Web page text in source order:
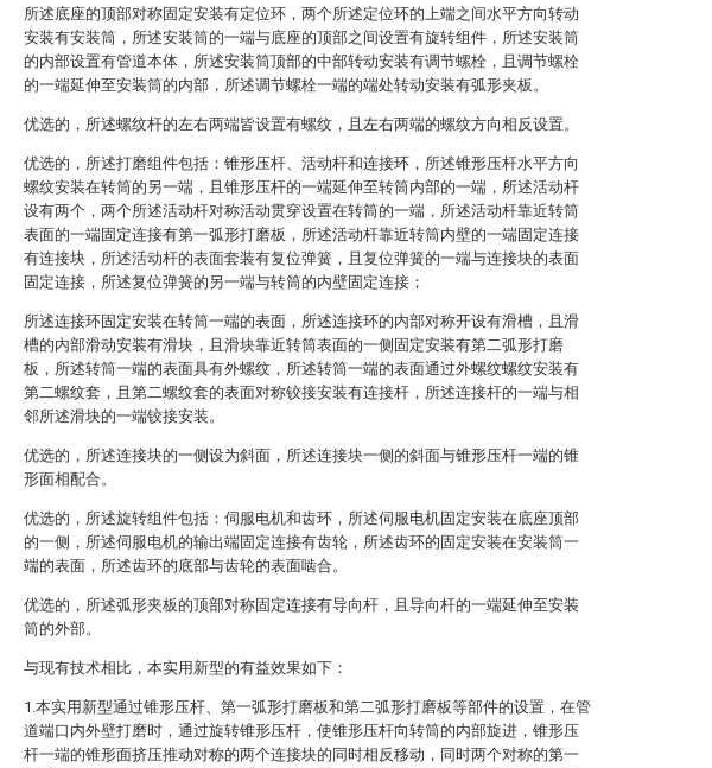
所述底座的顶部对称固定安装有定位环，两个所述定位环的上端之间水平方向转动
安装有安装筒，所述安装筒的一端与底座的顶部之间设置有旋转组件，所述安装筒
的内部设置有管道本体，所述安装筒顶部的中部转动安装有调节螺栓，且调节螺栓
的一端延伸至安装筒的内部，所述调节螺栓一端的端处转动安装有弧形夹板。
优选的，所述螺纹杆的左右两端皆设置有螺纹，且左右两端的螺纹方向相反设置。
优选的，所述打磨组件包括：锥形压杆、活动杆和连接环，所述锥形压杆水平方向
螺纹安装在转筒的另一端，且锥形压杆的一端延伸至转筒内部的一端，所述活动杆
设有两个，两个所述活动杆对称活动贯穿设置在转筒的一端，所述活动杆靠近转筒
表面的一端固定连接有第一弧形打磨板，所述活动杆靠近转筒内壁的一端固定连接
有连接块，所述活动杆的表面套装有复位弹簧，且复位弹簧的一端与连接块的表面
固定连接，所述复位弹簧的另一端与转筒的内壁固定连接；
所述连接环固定安装在转筒一端的表面，所述连接环的内部对称开设有滑槽，且滑
槽的内部滑动安装有滑块，且滑块靠近转筒表面的一侧固定安装有第二弧形打磨
板，所述转筒一端的表面具有外螺纹，所述转筒一端的表面通过外螺纹螺纹安装有
第二螺纹套，且第二螺纹套的表面对称铰接安装有连接杆，所述连接杆的一端与相
邻所述滑块的一端铰接安装。
优选的，所述连接块的一侧设为斜面，所述连接块一侧的斜面与锥形压杆一端的锥
形面相配合。
优选的，所述旋转组件包括：伺服电机和齿环，所述伺服电机固定安装在底座顶部
的一侧，所述伺服电机的输出端固定连接有齿轮，所述齿环的固定安装在安装筒一
端的表面，所述齿环的底部与齿轮的表面啮合。
优选的，所述弧形夹板的顶部对称固定连接有导向杆，且导向杆的一端延伸至安装
筒的外部。
与现有技术相比，本实用新型的有益效果如下：
1.本实用新型通过锥形压杆、第一弧形打磨板和第二弧形打磨板等部件的设置，在管
道端口内外壁打磨时，通过旋转锥形压杆，使锥形压杆向转筒的内部旋进，锥形压
杆一端的锥形面挤压推动对称的两个连接块的同时相反移动，同时两个对称的第一